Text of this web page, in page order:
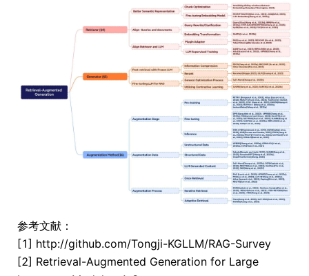
参考文献：
[1] http://github.com/Tongji-KGLLM/RAG-Survey
[2] Retrieval-Augmented Generation for Large